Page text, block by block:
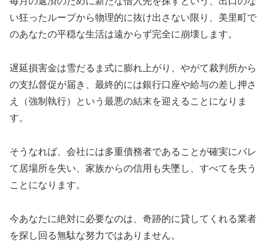
い狂ったループから物理的に抜け出さない限り、美里町で
のあなたの平穏な生活は遠からず完全に崩壊します。
遅延損害金は雪だるま式に膨れ上がり、やがて裁判所から
の支払督促が届き、最終的には銀行口座や給与の差し押さ
え（強制執行）という最悪の結末を迎えることになりま
す。
そうなれば、会社には多重債務者であることが確実にバレ
て居場所を失い、家族からの信用も失墜し、すべてを失う
ことになります。
今あなたに絶対に必要なのは、奇跡的に貸してくれる業者
を探し回る無駄な努力ではありません。